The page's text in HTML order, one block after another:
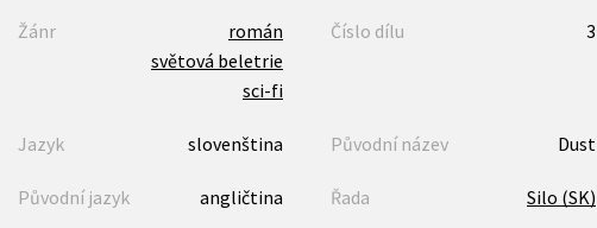
Žánr
román
světová beletrie
sci-fi
Číslo dílu 3
Jazyk slovenština Původní název Dust
Původní jazyk angličtina Řada Silo (SK)